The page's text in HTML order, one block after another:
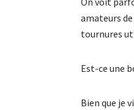
amateurs de
tournures
Est-ce une
Bien que je